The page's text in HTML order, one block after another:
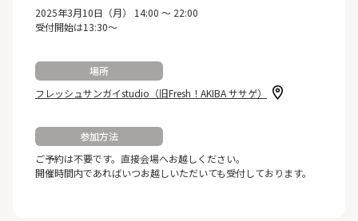
2025年3月10日（月） 14:00 ～ 22:00
受付開始は13:30～
場所
フレッシュサンガイstudio（旧Fresh！AKIBA ササゲ）
参加方法
ご予約は不要です。直接会場へお越しください。
開催時間内であればいつお越しいただいても受付しております。